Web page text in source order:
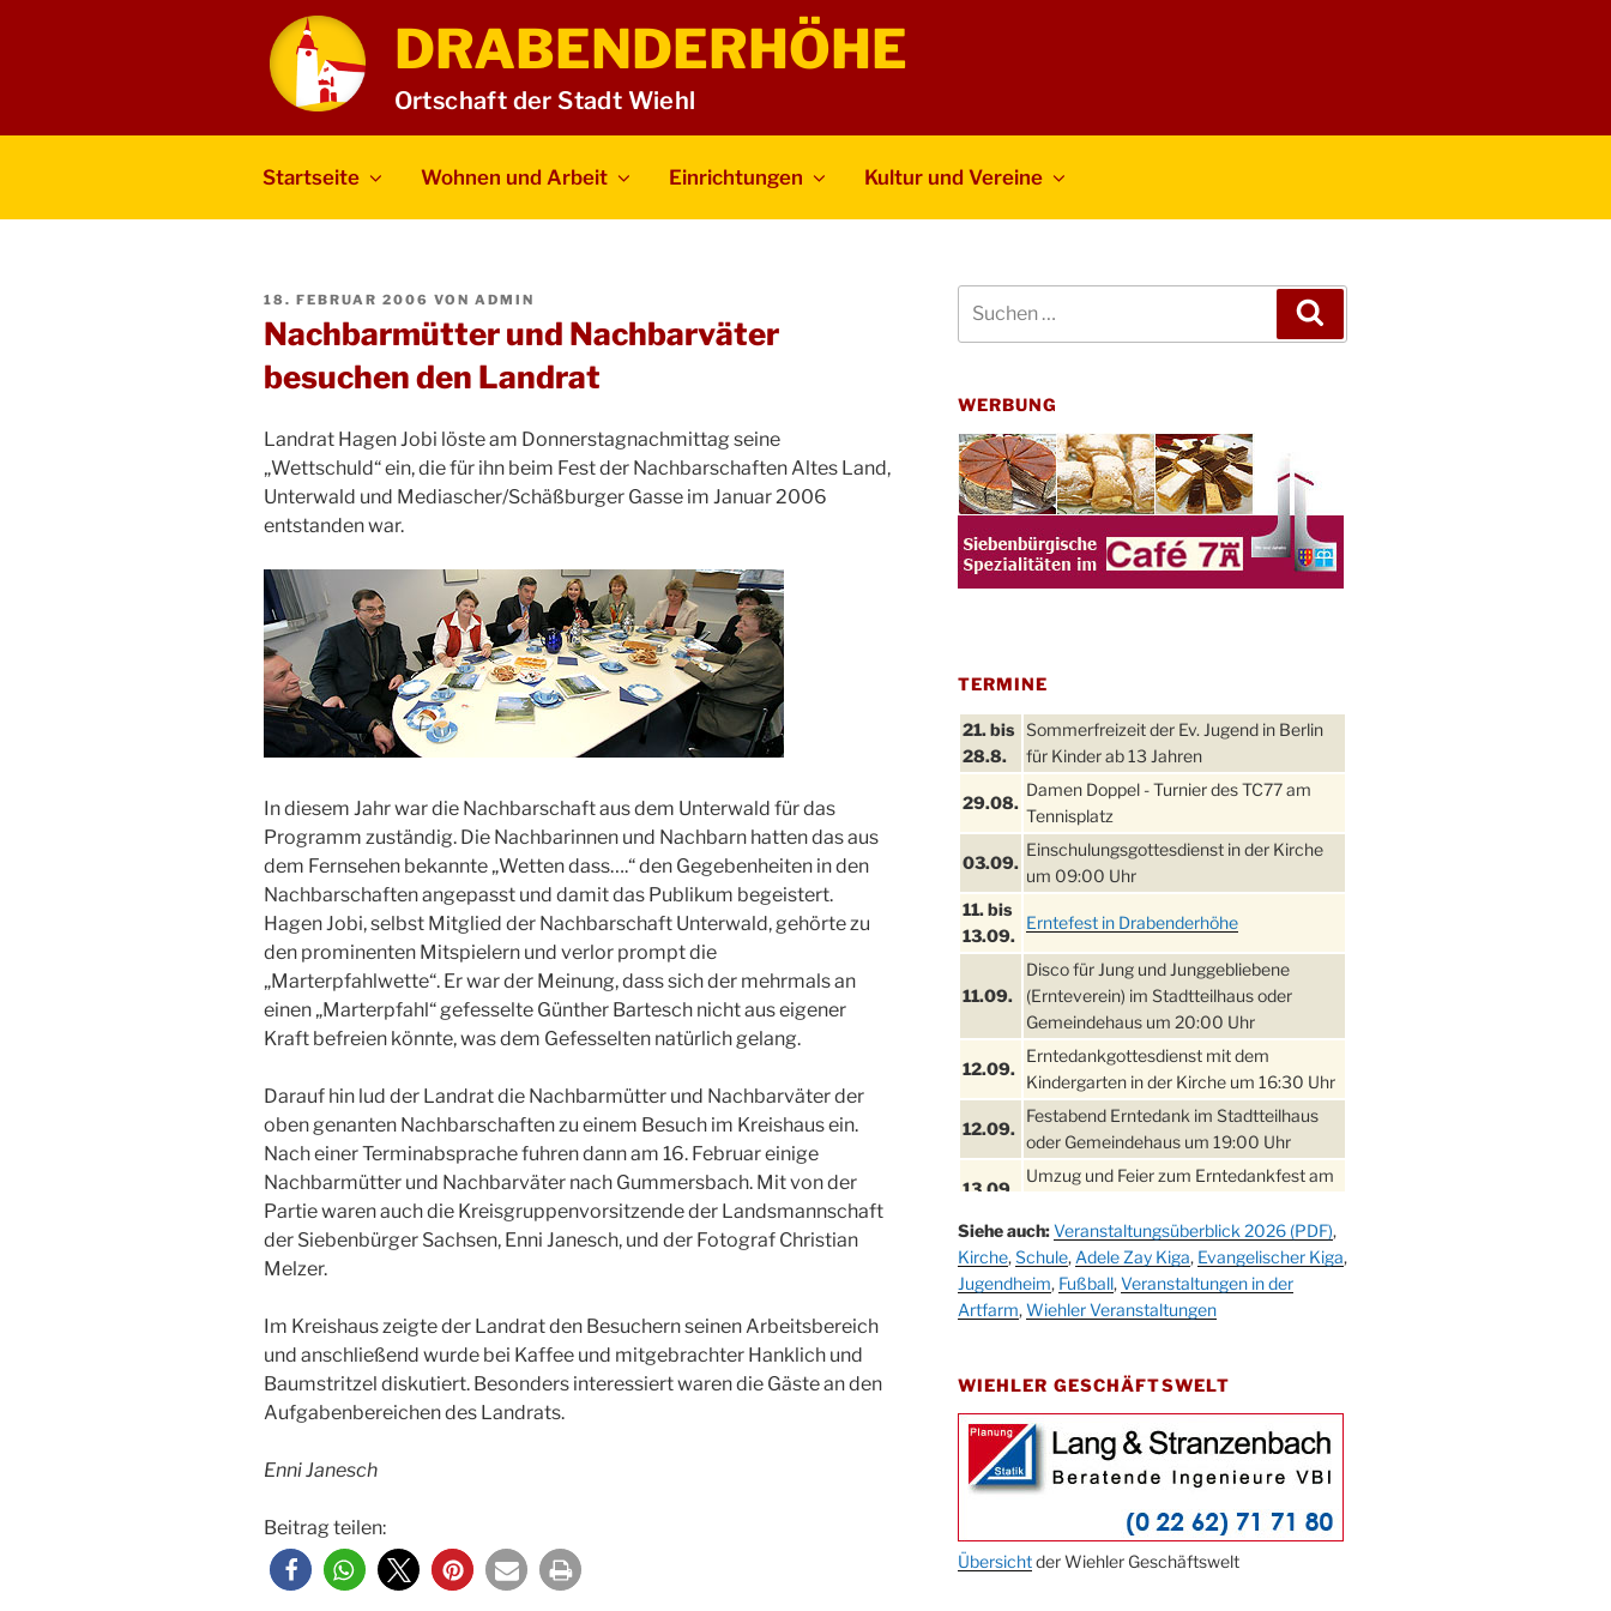
DRABENDERHÖHE
Ortschaft der Stadt Wiehl
Startseite Wohnen und Arbeit Einrichtungen Kultur und Vereine
VERÖFFENTLICHT
18. FEBRUAR 2006 VON ADMIN
Nachbarmütter und Nachbarväter
besuchen den Landrat
Landrat Hagen Jobi löste am Donnerstagnachmittag seine
„Wettschuld“ ein, die für ihn beim Fest der Nachbarschaften Altes Land,
Unterwald und Mediascher/Schäßburger Gasse im Januar 2006
entstanden war.
In diesem Jahr war die Nachbarschaft aus dem Unterwald für das
Programm zuständig. Die Nachbarinnen und Nachbarn hatten das aus
dem Fernsehen bekannte „Wetten dass….“ den Gegebenheiten in den
Nachbarschaften angepasst und damit das Publikum begeistert.
Hagen Jobi, selbst Mitglied der Nachbarschaft Unterwald, gehörte zu
den prominenten Mitspielern und verlor prompt die
„Marterpfahlwette“. Er war der Meinung, dass sich der mehrmals an
einen „Marterpfahl“ gefesselte Günther Bartesch nicht aus eigener
Kraft befreien könnte, was dem Gefesselten natürlich gelang.
Darauf hin lud der Landrat die Nachbarmütter und Nachbarväter der
oben genanten Nachbarschaften zu einem Besuch im Kreishaus ein.
Nach einer Terminabsprache fuhren dann am 16. Februar einige
Nachbarmütter und Nachbarväter nach Gummersbach. Mit von der
Partie waren auch die Kreisgruppenvorsitzende der Landsmannschaft
der Siebenbürger Sachsen, Enni Janesch, und der Fotograf Christian
Melzer.
Im Kreishaus zeigte der Landrat den Besuchern seinen Arbeitsbereich
und anschließend wurde bei Kaffee und mitgebrachter Hanklich und
Baumstritzel diskutiert. Besonders interessiert waren die Gäste an den
Aufgabenbereichen des Landrats.
Enni Janesch
Beitrag teilen:
nach:
WERBUNG
TERMINE
21. bis
28.8.
Sommerfreizeit der Ev. Jugend in Berlin
für Kinder ab 13 Jahren
29.08.
Damen Doppel - Turnier des TC77 am
Tennisplatz
03.09.
Einschulungsgottesdienst in der Kirche
um 09:00 Uhr
11. bis
13.09.
Erntefest in Drabenderhöhe
11.09.
Disco für Jung und Junggebliebene
(Ernteverein) im Stadtteilhaus oder
Gemeindehaus um 20:00 Uhr
12.09.
Erntedankgottesdienst mit dem
Kindergarten in der Kirche um 16:30 Uhr
12.09.
Festabend Erntedank im Stadtteilhaus
oder Gemeindehaus um 19:00 Uhr
13.09.
Umzug und Feier zum Erntedankfest am
19.09.
Schlagerabend im Stadtteilhaus
Drabenderhöhe
25. u.
26.09.
Oktoberfest im Cafe XXS
10-12 Uhr
09.10.
Afterwork-Andacht um 18:00 Uhr in der
Kirche
Sandmännchen-Gottesdienst in der
11.10.
Oktoberfest MGV im Stadtteilhaus um
Siehe auch: Veranstaltungsüberblick 2026 (PDF),
Kirche,Schule, Adele Zay Kiga, Evangelischer Kiga,
Jugendheim, Fußball,Veranstaltungen in der
Artfarm,Wiehler Veranstaltungen
WIEHLER GESCHÄFTSWELT
Übersichtder Wiehler Geschäftswelt